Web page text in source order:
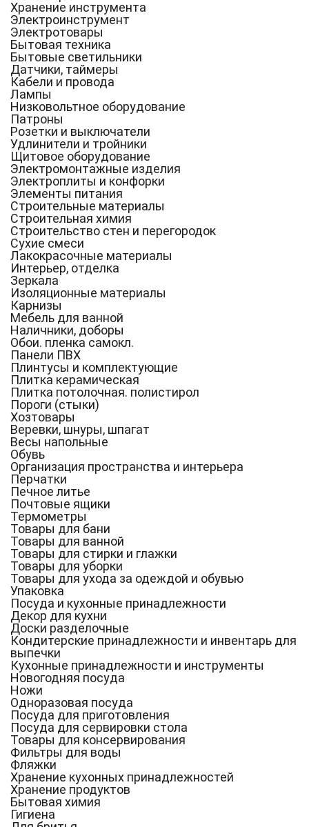
Хранение инструмента
Электроинструмент
Электротовары
Бытовая техника
Бытовые светильники
Датчики, таймеры
Кабели и провода
Лампы
Низковольтное оборудование
Патроны
Розетки и выключатели
Удлинители и тройники
Щитовое оборудование
Электромонтажные изделия
Электроплиты и конфорки
Элементы питания
Строительные материалы
Строительная химия
Строительство стен и перегородок
Сухие смеси
Лакокрасочные материалы
Интерьер, отделка
Зеркала
Изоляционные материалы
Карнизы
Мебель для ванной
Наличники, доборы
Обои. пленка самокл.
Панели ПВХ
Плинтусы и комплектующие
Плитка керамическая
Плитка потолочная. полистирол
Пороги (стыки)
Хозтовары
Веревки, шнуры, шпагат
Весы напольные
Обувь
Организация пространства и интерьера
Перчатки
Печное литье
Почтовые ящики
Термометры
Товары для бани
Товары для ванной
Товары для стирки и глажки
Товары для уборки
Товары для ухода за одеждой и обувью
Упаковка
Посуда и кухонные принадлежности
Декор для кухни
Доски разделочные
Кондитерские принадлежности и инвентарь для
выпечки
Кухонные принадлежности и инструменты
Новогодняя посуда
Ножи
Одноразовая посуда
Посуда для приготовления
Посуда для сервировки стола
Товары для консервирования
Фильтры для воды
Фляжки
Хранение кухонных принадлежностей
Хранение продуктов
Бытовая химия
Гигиена